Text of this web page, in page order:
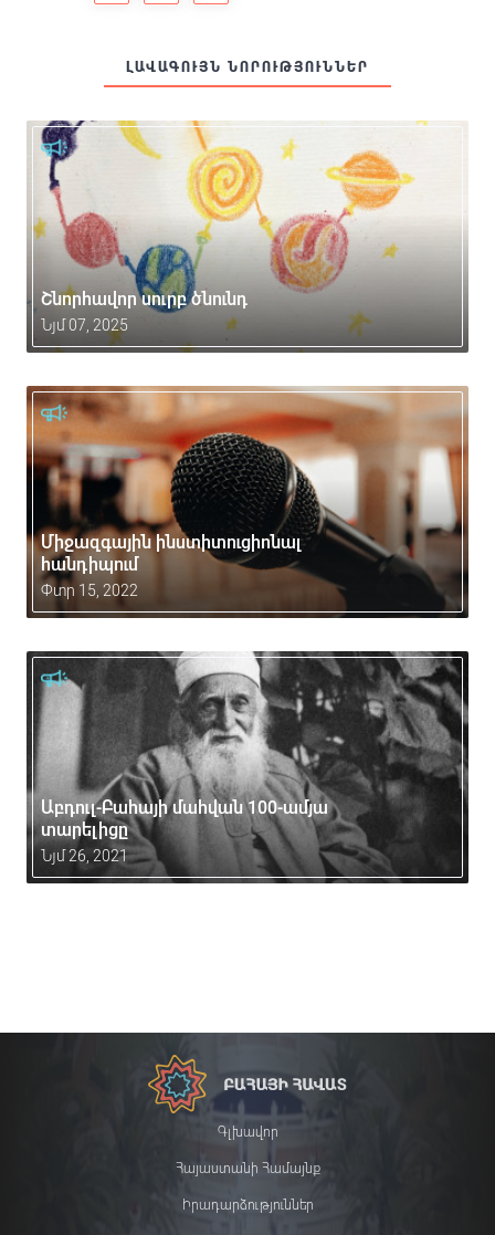
ԼԱՎԱԳՈՒՅՆ ՆՈՐՈՒԹՅՈՒՆՆԵՐ
Շնորհավոր սուրբ ծնունդ
Նյմ 07, 2025
Միջազգային ինստիտուցիոնալ
հանդիպում
Փտր 15, 2022
Աբդուլ-Բահայի մահվան 100-ամյա
տարելիցը
Նյմ 26, 2021
Գլխավոր
Հայաստանի Համայնք
Իրադարձություններ